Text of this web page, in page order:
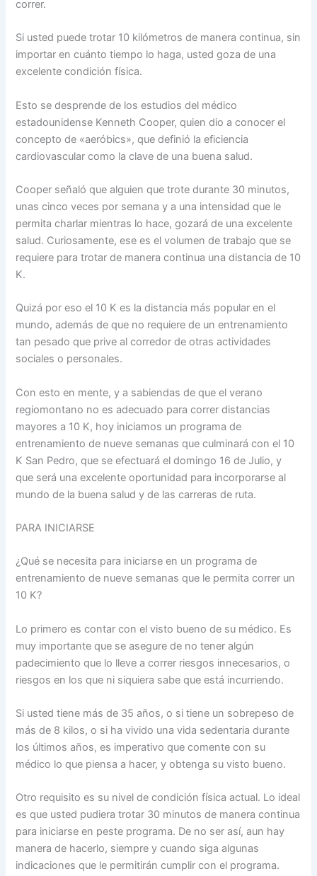
correr.
Si usted puede trotar 10 kilómetros de manera continua, sin
importar en cuánto tiempo lo haga, usted goza de una
excelente condición física.
Esto se desprende de los estudios del médico
estadounidense Kenneth Cooper, quien dio a conocer el
concepto de «aeróbics», que definió la eficiencia
cardiovascular como la clave de una buena salud.
Cooper señaló que alguien que trote durante 30 minutos,
unas cinco veces por semana y a una intensidad que le
permita charlar mientras lo hace, gozará de una excelente
salud. Curiosamente, ese es el volumen de trabajo que se
requiere para trotar de manera continua una distancia de 10
K.
Quizá por eso el 10 K es la distancia más popular en el
mundo, además de que no requiere de un entrenamiento
tan pesado que prive al corredor de otras actividades
sociales o personales.
Con esto en mente, y a sabiendas de que el verano
regiomontano no es adecuado para correr distancias
mayores a 10 K, hoy iniciamos un programa de
entrenamiento de nueve semanas que culminará con el 10
K San Pedro, que se efectuará el domingo 16 de Julio, y
que será una excelente oportunidad para incorporarse al
mundo de la buena salud y de las carreras de ruta.
PARA INICIARSE
¿Qué se necesita para iniciarse en un programa de
entrenamiento de nueve semanas que le permita correr un
10 K?
Lo primero es contar con el visto bueno de su médico. Es
muy importante que se asegure de no tener algún
padecimiento que lo lleve a correr riesgos innecesarios, o
riesgos en los que ni siquiera sabe que está incurriendo.
Si usted tiene más de 35 años, o si tiene un sobrepeso de
más de 8 kilos, o si ha vivido una vida sedentaria durante
los últimos años, es imperativo que comente con su
médico lo que piensa a hacer, y obtenga su visto bueno.
Otro requisito es su nivel de condición física actual. Lo ideal
es que usted pudiera trotar 30 minutos de manera continua
para iniciarse en peste programa. De no ser así, aun hay
manera de hacerlo, siempre y cuando siga algunas
indicaciones que le permitirán cumplir con el programa.